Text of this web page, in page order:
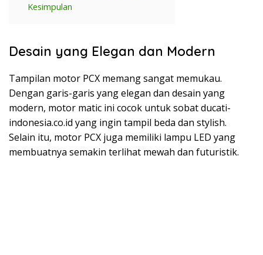
Kesimpulan
Desain yang Elegan dan Modern
Tampilan motor PCX memang sangat memukau.
Dengan garis-garis yang elegan dan desain yang
modern, motor matic ini cocok untuk sobat ducati-
indonesia.co.id yang ingin tampil beda dan stylish.
Selain itu, motor PCX juga memiliki lampu LED yang
membuatnya semakin terlihat mewah dan futuristik.